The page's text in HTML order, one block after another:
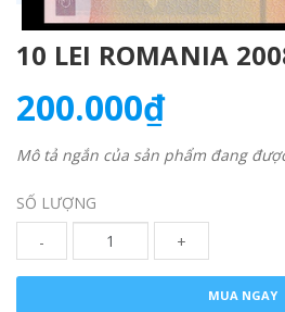
10 LEI ROMANIA
200.000₫
Mô tả ngắn của sản phẩm đang
SỐ LƯỢNG
-
+
MUA NGAY